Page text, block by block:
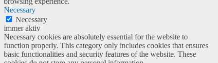
Necessary
Necessary
immer aktiv
Necessary cookies are absolutely essential for the website to
function properly. This category only includes cookies that ensures
basic functionalities and security features of the website. These